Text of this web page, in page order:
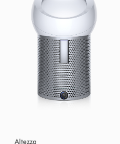
Altezza